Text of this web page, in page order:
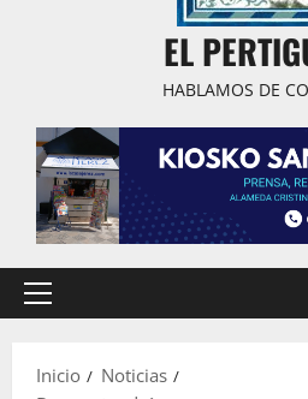
EL
HABLAMOS DE
Menú
Inicio
Noticias